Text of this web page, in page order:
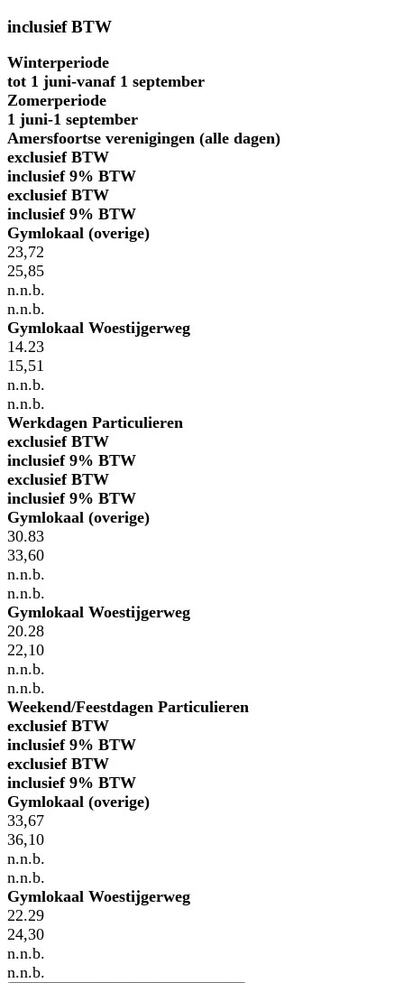
inclusief BTW
Winterperiode
tot 1 juni-vanaf 1 september
Zomerperiode
1 juni-1 september
Amersfoortse verenigingen (alle dagen)
exclusief BTW
inclusief 9% BTW
exclusief BTW
inclusief 9% BTW
Gymlokaal (overige)
23,72
25,85
n.n.b.
n.n.b.
Gymlokaal Woestijgerweg
14.23
15,51
n.n.b.
n.n.b.
Werkdagen Particulieren
exclusief BTW
inclusief 9% BTW
exclusief BTW
inclusief 9% BTW
Gymlokaal (overige)
30.83
33,60
n.n.b.
n.n.b.
Gymlokaal Woestijgerweg
20.28
22,10
n.n.b.
n.n.b.
Weekend/Feestdagen Particulieren
exclusief BTW
inclusief 9% BTW
exclusief BTW
inclusief 9% BTW
Gymlokaal (overige)
33,67
36,10
n.n.b.
n.n.b.
Gymlokaal Woestijgerweg
22.29
24,30
n.n.b.
n.n.b.